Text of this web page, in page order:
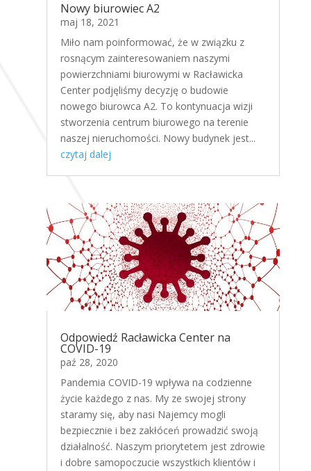
Nowy biurowiec A2
maj 18, 2021
Miło nam poinformować, że w związku z
rosnącym zainteresowaniem naszymi
powierzchniami biurowymi w Racławicka
Center podjęliśmy decyzję o budowie
nowego biurowca A2. To kontynuacja wizji
stworzenia centrum biurowego na terenie
naszej nieruchomości. Nowy budynek jest...
czytaj dalej
Odpowiedź Racławicka Center na
COVID-19
paź 28, 2020
Pandemia COVID-19 wpływa na codzienne
życie każdego z nas. My ze swojej strony
staramy się, aby nasi Najemcy mogli
bezpiecznie i bez zakłóceń prowadzić swoją
działalność. Naszym priorytetem jest zdrowie
i dobre samopoczucie wszystkich klientów i